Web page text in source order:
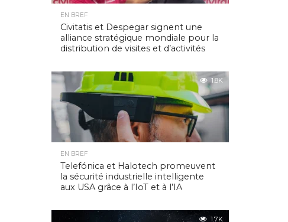
EN BREF
Civitatis et Despegar signent une
alliance stratégique mondiale pour la
distribution de visites et d’activités
1.8K
EN BREF
Telefónica et Halotech promeuvent
la sécurité industrielle intelligente
aux USA grâce à l’IoT et à l’IA
1.7K